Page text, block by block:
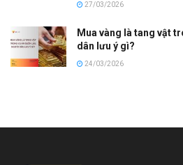
27/03/2026
Mua vàng là tang vật
dân lưu ý gì?
24/03/2026